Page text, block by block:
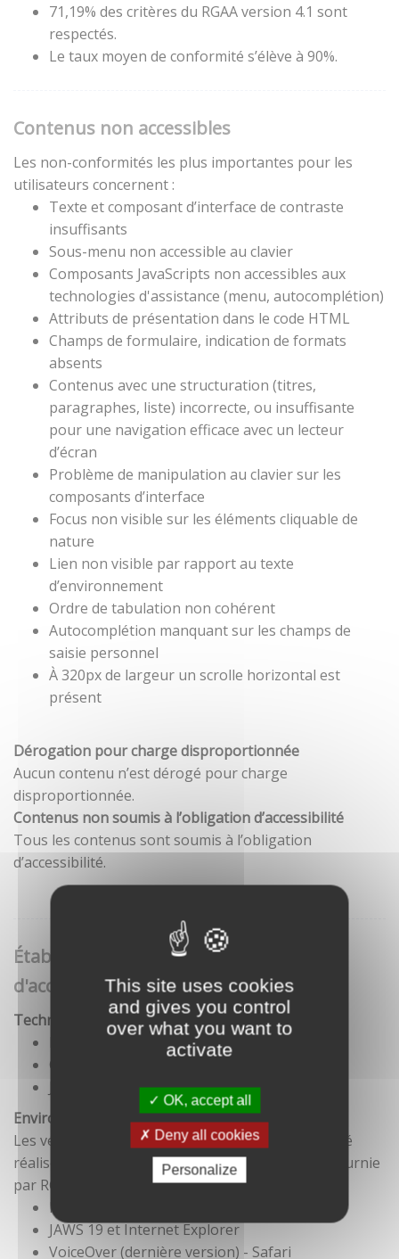
This site uses cookies
and gives you control
over what you want to
activate
OK, accept all
Deny all cookies
Personalize
71,19% des critères du RGAA version 4.1 sont
respectés.
Le taux moyen de conformité s’élève à 90%.
Contenus non accessibles
Les non-conformités les plus importantes pour les
utilisateurs concernent :
Texte et composant d’interface de contraste
insuffisants
Sous-menu non accessible au clavier
Composants JavaScripts non accessibles aux
technologies d'assistance (menu, autocomplétion)
Attributs de présentation dans le code HTML
Champs de formulaire, indication de formats
absents
Contenus avec une structuration (titres,
paragraphes, liste) incorrecte, ou insuffisante
pour une navigation efficace avec un lecteur
d’écran
Problème de manipulation au clavier sur les
composants d’interface
Focus non visible sur les éléments cliquable de
nature
Lien non visible par rapport au texte
d’environnement
Ordre de tabulation non cohérent
Autocomplétion manquant sur les champs de
saisie personnel
À 320px de largeur un scrolle horizontal est
présent
Dérogation pour charge disproportionnée
Aucun contenu n’est dérogé pour charge
disproportionnée.
Contenus non soumis à l’obligation d’accessibilité
Tous les contenus sont soumis à l’obligation
d’accessibilité.
Établissement de cette déclaration
d'accessibilité
Technologies utilisées pour la réalisation du site
CSS
Environnement de test
Les vérifications de restitution de contenus ont été
réalisées conformément à la base de référence fournie
par RGAA 3.
Firefox et NVDA
JAWS 19 et Internet Explorer
VoiceOver (dernière version) - Safari